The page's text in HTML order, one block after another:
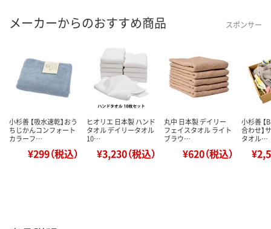
メーカーからのおすすめ商品 スポンサー
小杉善 【吸水速乾】おう
ちじかんコンフォート
カラーフ…
¥299（税込）
ヒオリエ 日本製 ハンド
タオル デイリータオル
10…
¥3,230（税込）
丸中 日本製 デイリー
フェイスタオル ライト
ブラウ…
¥620（税込）
小杉善 【
合わせ】
タオル…